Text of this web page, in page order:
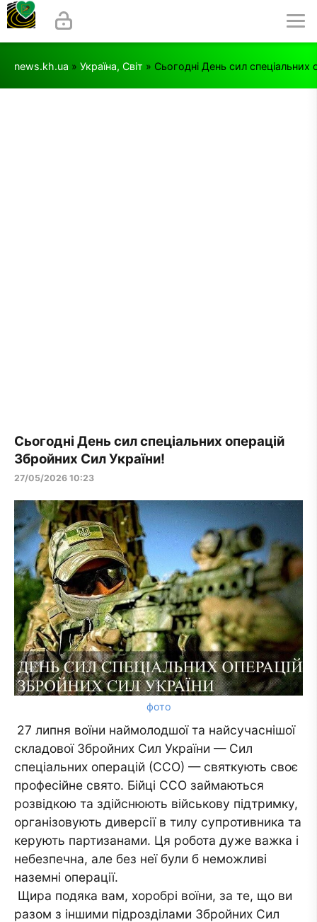
news.kh.ua » Україна, Світ » Сьогодні День сил
Сьогодні День сил спеціальних операцій
Збройних Сил України!
27/05/2026 10:23
фото
27 липня воїни наймолодшої та найсучаснішої
складової Збройних Сил України — Сил
спеціальних операцій (ССО) — святкують своє
професійне свято. Бійці ССО займаються
розвідкою та здійснюють військову підтримку,
організовують диверсії в тилу супротивника та
керують партизанами. Ця робота дуже важка і
небезпечна, але без неї були б неможливі
наземні операції.
Щира подяка вам, хоробрі воїни, за те, що ви
разом з іншими підрозділами Збройних Сил